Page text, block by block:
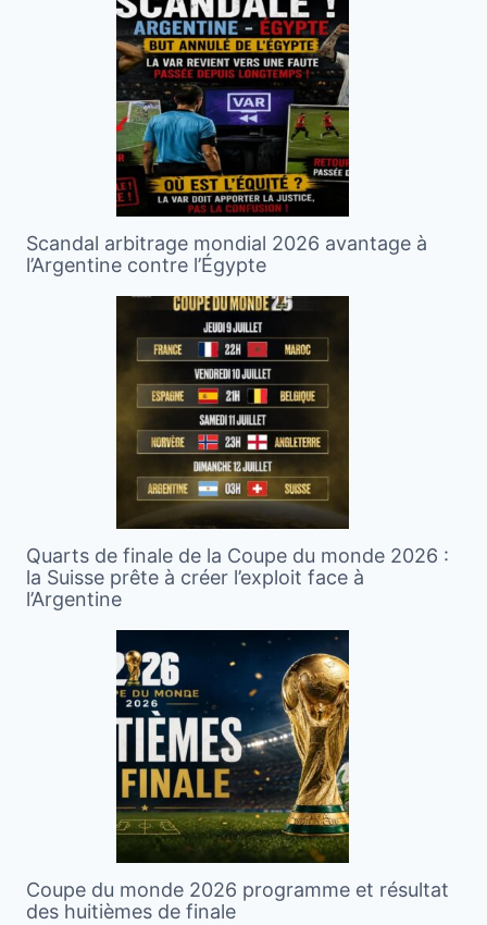
Scandal arbitrage mondial 2026 avantage à
l’Argentine contre l’Égypte
Quarts de finale de la Coupe du monde 2026 :
la Suisse prête à créer l’exploit face à
l’Argentine
Coupe du monde 2026 programme et résultat
des huitièmes de finale